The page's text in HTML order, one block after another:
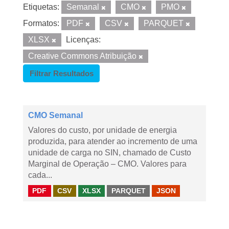
Etiquetas: Semanal CMO
PMO
Formatos:
PDF CSV
PARQUET
XLSX
Licenças:
Creative Commons Atribuição
Filtrar Resultados
CMO Semanal
Valores do custo, por unidade de energia
produzida, para atender ao incremento de uma
unidade de carga no SIN, chamado de Custo
Marginal de Operação – CMO. Valores para
cada...
PDF CSV XLSX PARQUET JSON